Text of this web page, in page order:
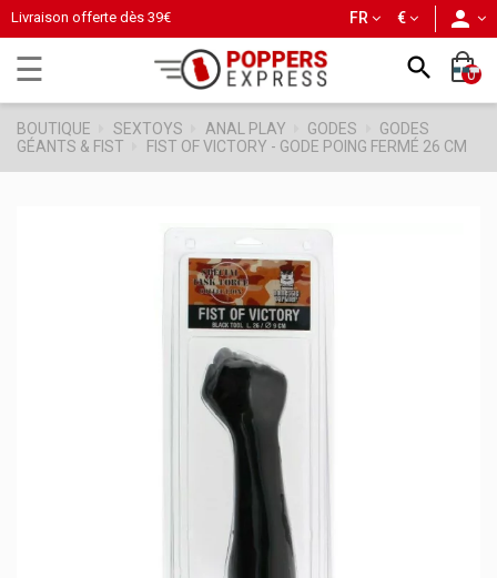
Livraison offerte dès 39€ €
FR
Basculer
la
navigation
☰  0
BOUTIQUE SEXTOYS ANAL PLAY GODES
GODES
GÉANTS & FIST
FIST OF VICTORY - GODE POING FERMÉ 26 CM